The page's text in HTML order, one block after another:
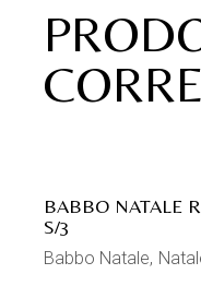
BABBO NATALE
S/3
Babbo Natale